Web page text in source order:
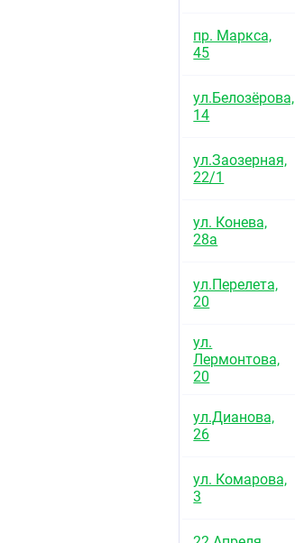
пр. Маркса,
45
ул.Белозёрова,
14
ул.Заозерная,
22/1
ул. Конева,
28а
ул.Перелета,
20
ул.
Лермонтова,
20
ул.Дианова,
26
ул. Комарова,
3